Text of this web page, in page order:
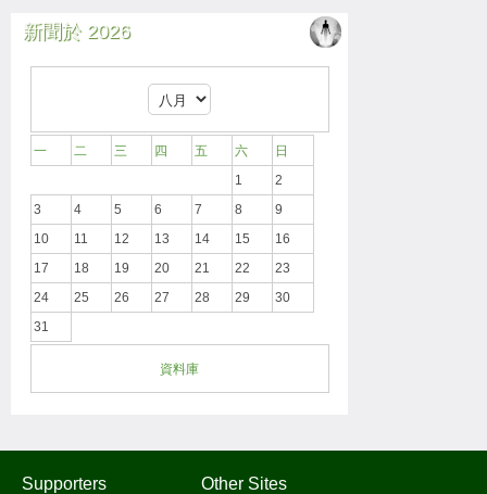
新聞於 2026
一 二 三 四 五 六
日
1
2
3
4 5 6 7 8
9
10
11 12 13 14 15
16
17
18 19 20 21 22
23
24
25 26 27 28 29
30
31
資料庫
Supporters Other Sites